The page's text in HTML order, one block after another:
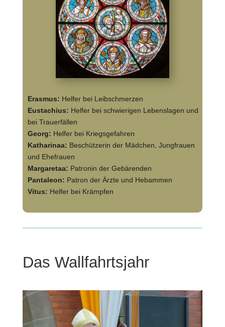
Erasmus: Helfer bei Leibschmerzen
Eustachius: Helfer bei schwierigen Lebenslagen und
bei Trauerfällen
Georg: Helfer bei Kriegsgefahren
Katharinaa: Beschützerin der Mädchen, Jungfrauen
und Ehefrauen
Margaretaa: Patronin der Gebärenden
Pantaleon: Patron der Ärzte und Hebammen
Vitus: Helfer bei Krämpfen
Das Wallfahrtsjahr